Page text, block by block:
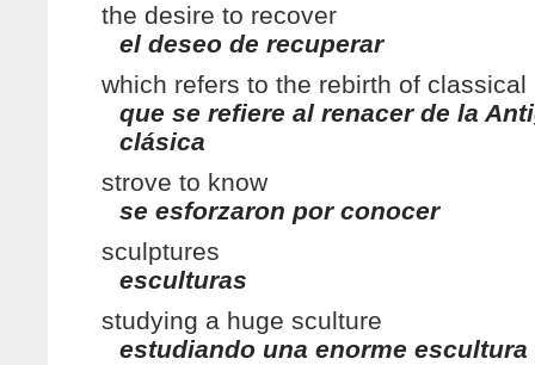
the desire to recover
el deseo de recuperar
which refers to the rebirth of classical
que se refiere al renacer de la
clásica
strove to know
se esforzaron por conocer
sculptures
esculturas
studying a huge sculture
estudiando una enorme escultura